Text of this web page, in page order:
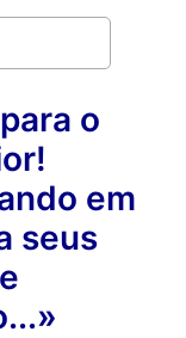
o
em
seus